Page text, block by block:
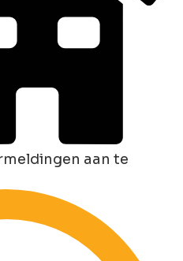
aan te